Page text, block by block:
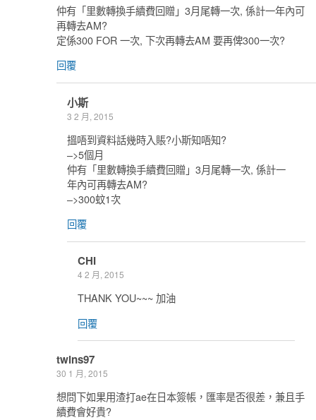
仲有「里數轉換手續費回贈」3月尾轉一次, 係計一年內可
再轉去AM?
定係300 FOR 一次, 下次再轉去AM 要再俾300一次?
回覆
小斯
3 2 月, 2015
搵唔到資料話幾時入賬?小斯知唔知?
–>5個月
仲有「里數轉換手續費回贈」3月尾轉一次, 係計一
年內可再轉去AM?
–>300蚊1次
回覆
CHI
4 2 月, 2015
THANK YOU~~~ 加油
回覆
twins97
30 1 月, 2015
想問下如果用渣打ae在日本簽帳，匯率是否很差，兼且手
續費會好貴?